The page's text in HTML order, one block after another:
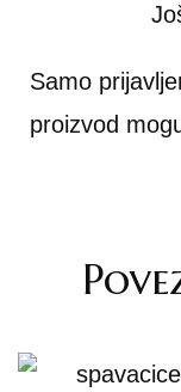
Samo
proizvod